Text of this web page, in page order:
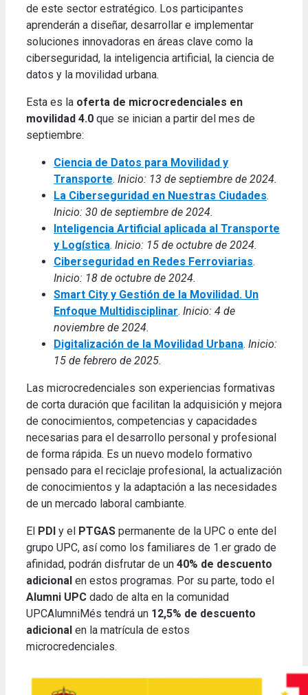
de este sector estratégico. Los participantes
aprenderán a diseñar, desarrollar e implementar
soluciones innovadoras en áreas clave como la
ciberseguridad, la inteligencia artificial, la ciencia de
datos y la movilidad urbana.
Esta es la oferta de microcredenciales en
movilidad 4.0 que se inician a partir del mes de
septiembre:
Ciencia de Datos para Movilidad y
Transporte. Inicio: 13 de septiembre de 2024.
La Ciberseguridad en Nuestras Ciudades.
Inicio: 30 de septiembre de 2024.
Inteligencia Artificial aplicada al Transporte
y Logística. Inicio: 15 de octubre de 2024.
Ciberseguridad en Redes Ferroviarias.
Inicio: 18 de octubre de 2024.
Smart City y Gestión de la Movilidad. Un
Enfoque Multidisciplinar. Inicio: 4 de
noviembre de 2024.
Digitalización de la Movilidad Urbana. Inicio:
15 de febrero de 2025.
Las microcredenciales son experiencias formativas
de corta duración que facilitan la adquisición y mejora
de conocimientos, competencias y capacidades
necesarias para el desarrollo personal y profesional
de forma rápida. Es un nuevo modelo formativo
pensado para el reciclaje profesional, la actualización
de conocimientos y la adaptación a las necesidades
de un mercado laboral cambiante.
El PDI y el PTGAS permanente de la UPC o ente del
grupo UPC, así como los familiares de 1.er grado de
afinidad, podrán disfrutar de un 40% de descuento
adicional en estos programas. Por su parte, todo el
Alumni UPC dado de alta en la comunidad
UPCAlumniMés tendrá un 12,5% de descuento
adicional en la matrícula de estos
microcredenciales.